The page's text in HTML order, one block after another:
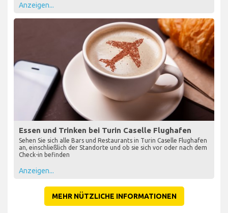
Anzeigen...
Essen und Trinken bei Turin Caselle Flughafen
Sehen Sie sich alle Bars und Restaurants in Turin Caselle Flughafen
an, einschließlich der Standorte und ob sie sich vor oder nach dem
Check-in befinden
Anzeigen...
MEHR NÜTZLICHE INFORMATIONEN